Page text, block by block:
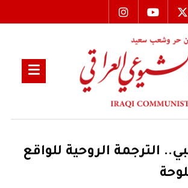
الترجمة الروحية للواقع